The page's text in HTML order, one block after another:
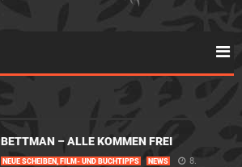
BETTMAN – ALLE KOMMEN FREI
NEUE SCHEIBEN, FILM- UND BUCHTIPPS NEWS
8.